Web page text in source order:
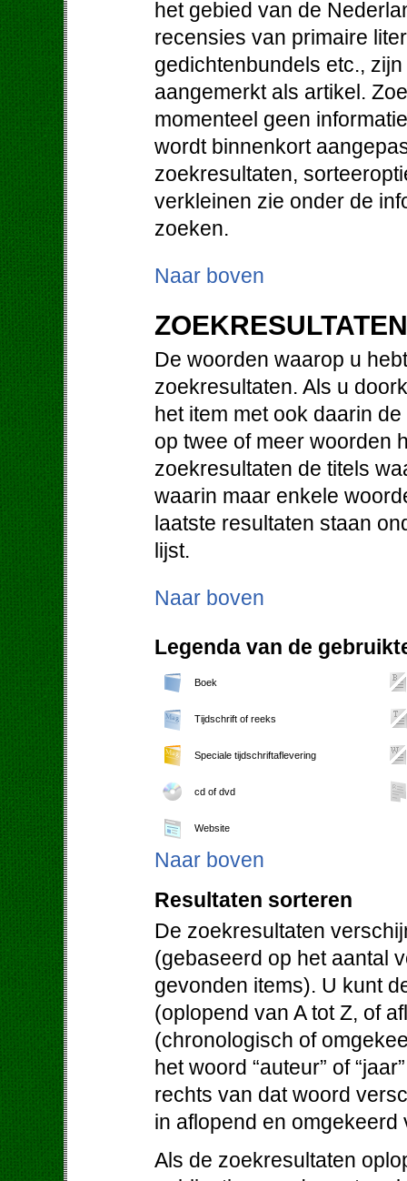
het gebied van de
recensies van primaire
gedichtenbundels etc.,
aangemerkt als artikel.
momenteel geen
wordt binnenkort
zoekresultaten,
verkleinen zie onder de
zoeken.
Naar boven
ZOEKRESULTATEN
De woorden waarop u
zoekresultaten. Als u
het item met ook daarin
op twee of meer woorden
zoekresultaten de titels
waarin maar enkele
laatste resultaten staan
lijst.
Naar boven
Legenda van de
Boek
Tijdschrift of reeks
Speciale tijdschriftaflevering
cd of dvd
Website
Naar boven
Resultaten sorteren
De zoekresultaten
(gebaseerd op het aantal
gevonden items). U kunt
(oplopend van A tot Z, of
(chronologisch of
het woord “auteur” of
rechts van dat woord
in aflopend en omgekeerd
Als de zoekresultaten